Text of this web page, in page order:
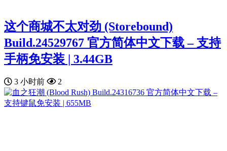
这个商城不太对劲 (Storebound)
Build.24529767 官方简体中文下载 – 支持
手柄免安装 | 3.44GB
3 小时前 2